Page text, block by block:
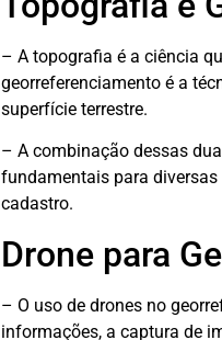
– A topografia é a ciência
georreferenciamento é a
superfície terrestre.
– A combinação dessas
fundamentais para
cadastro.
Drone para
– O uso de drones no
informações, a captura de